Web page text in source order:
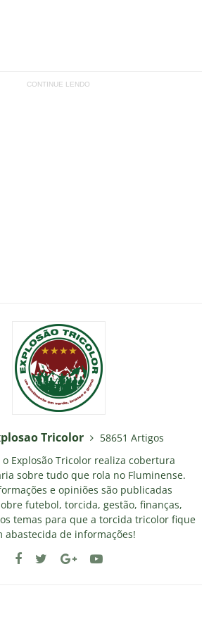
CONTINUE LENDO
Tricolor
58651 Artigos
o Explosão Tricolor realiza cobertura
sobre tudo que rola no Fluminense.
e opiniões são publicadas
futebol, torcida, gestão, finanças,
temas para que a torcida tricolor fique
abastecida de informações!